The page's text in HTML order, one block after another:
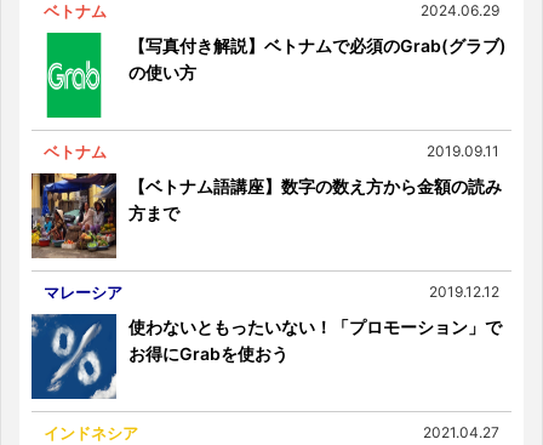
ベトナム 2024.06.29
【写真付き解説】ベトナムで必須のGrab(グラブ)
の使い方
ベトナム 2019.09.11
【ベトナム語講座】数字の数え方から金額の読み
方まで
マレーシア 2019.12.12
使わないともったいない！「プロモーション」で
お得にGrabを使おう
インドネシア 2021.04.27